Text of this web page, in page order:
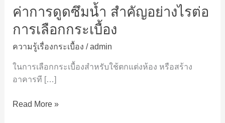
ค่าการดูดซึมน้ำ สำคัญอย่างไรต่อ
การเลือกกระเบื้อง
ความรู้เรื่องกระเบื้อง /admin
ในการเลือกกระเบื้องสำหรับใช้ตกแต่งห้อง หรือสร้าง
อาคารที […]
ดูด
น้ำ
สำคัญ
ต่อ
การ
กระเบื้อง
Read More »